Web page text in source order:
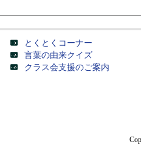
とくとくコーナー
言葉の由来クイズ
クラス会支援のご案内